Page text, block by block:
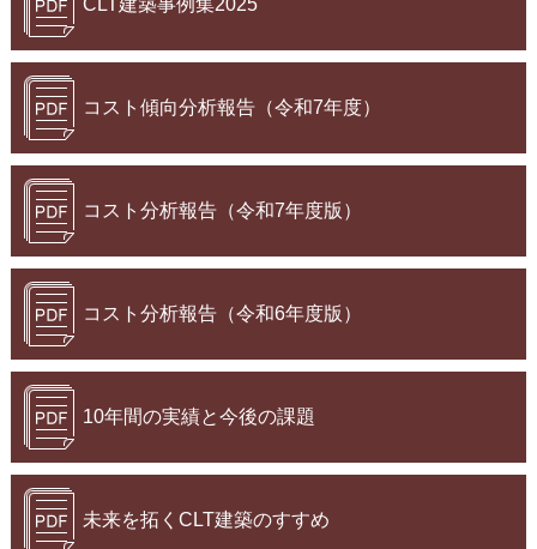
CLT建築事例集2025
コスト傾向分析報告（令和7年度）
コスト分析報告（令和7年度版）
コスト分析報告（令和6年度版）
10年間の実績と今後の課題
未来を拓くCLT建築のすすめ